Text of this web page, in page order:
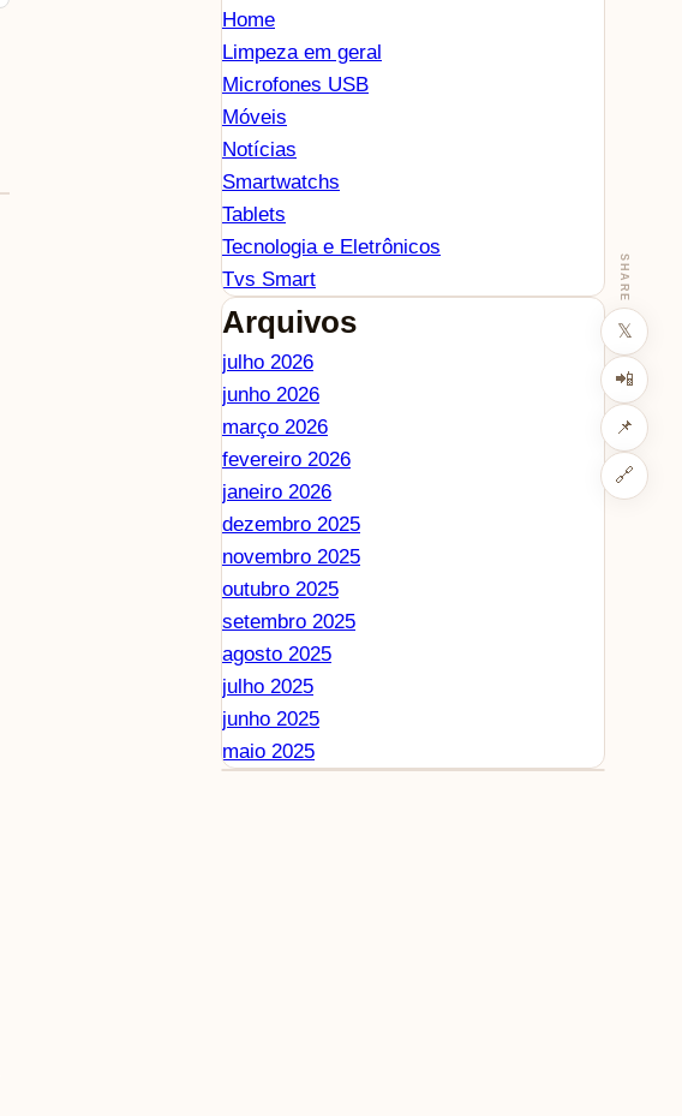
SHARE
𝕏
📲
📌
🔗
Home
Limpeza em geral
Microfones USB
Móveis
Notícias
Smartwatchs
Tablets
Tecnologia e Eletrônicos
Tvs Smart
Arquivos
julho 2026
junho 2026
março 2026
fevereiro 2026
janeiro 2026
dezembro 2025
novembro 2025
outubro 2025
setembro 2025
agosto 2025
julho 2025
junho 2025
maio 2025